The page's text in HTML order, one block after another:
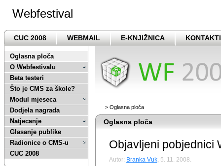
Webfestival
CUC 2008 WEBMAIL E-KNJIŽNICA KONTAKTI
Oglasna ploča
O Webfestivalu
Beta testeri
Što je CMS za škole?
Modul mjeseca
Dodjela nagrada
Natjecanje
Glasanje publike
Radionice o CMS-u
CUC 2008
> Oglasna ploča
Oglasna ploča
Objavljeni pobjednici
Autor: Branka Vuk, 5. 11. 2008.